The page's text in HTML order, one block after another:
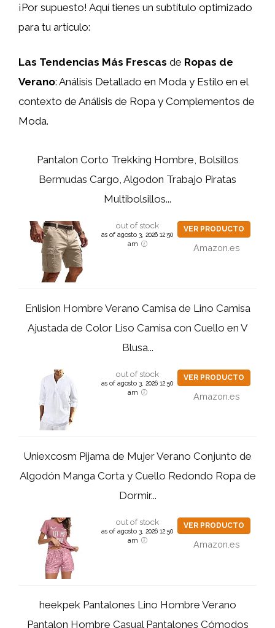
¡Por supuesto! Aquí tienes un subtítulo optimizado
para tu artículo:
Las Tendencias Más Frescas de Ropas de
Verano: Análisis Detallado en Moda y Estilo en el
contexto de Análisis de Ropa y Complementos de
Moda.
Pantalon Corto Trekking Hombre, Bolsillos
Bermudas Cargo, Algodon Trabajo Piratas
Multibolsillos...
out of stock
as of agosto 3, 2026 12:50
am
VER PRODUCTO
Amazon.es
Enlision Hombre Verano Camisa de Lino Camisa
Ajustada de Color Liso Camisa con Cuello en V
Blusa...
out of stock
as of agosto 3, 2026 12:50
am
VER PRODUCTO
Amazon.es
Uniexcosm Pijama de Mujer Verano Conjunto de
Algodón Manga Corta y Cuello Redondo Ropa de
Dormir...
out of stock
as of agosto 3, 2026 12:50
am
VER PRODUCTO
Amazon.es
heekpek Pantalones Lino Hombre Verano
Pantalon Hombre Casual Pantalones Cómodos